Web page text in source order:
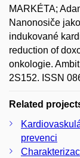
MARKÉTA;
Nanonosiče
indukované
reduction of
onkologie.
2S152. ISSN
Related
prevenci